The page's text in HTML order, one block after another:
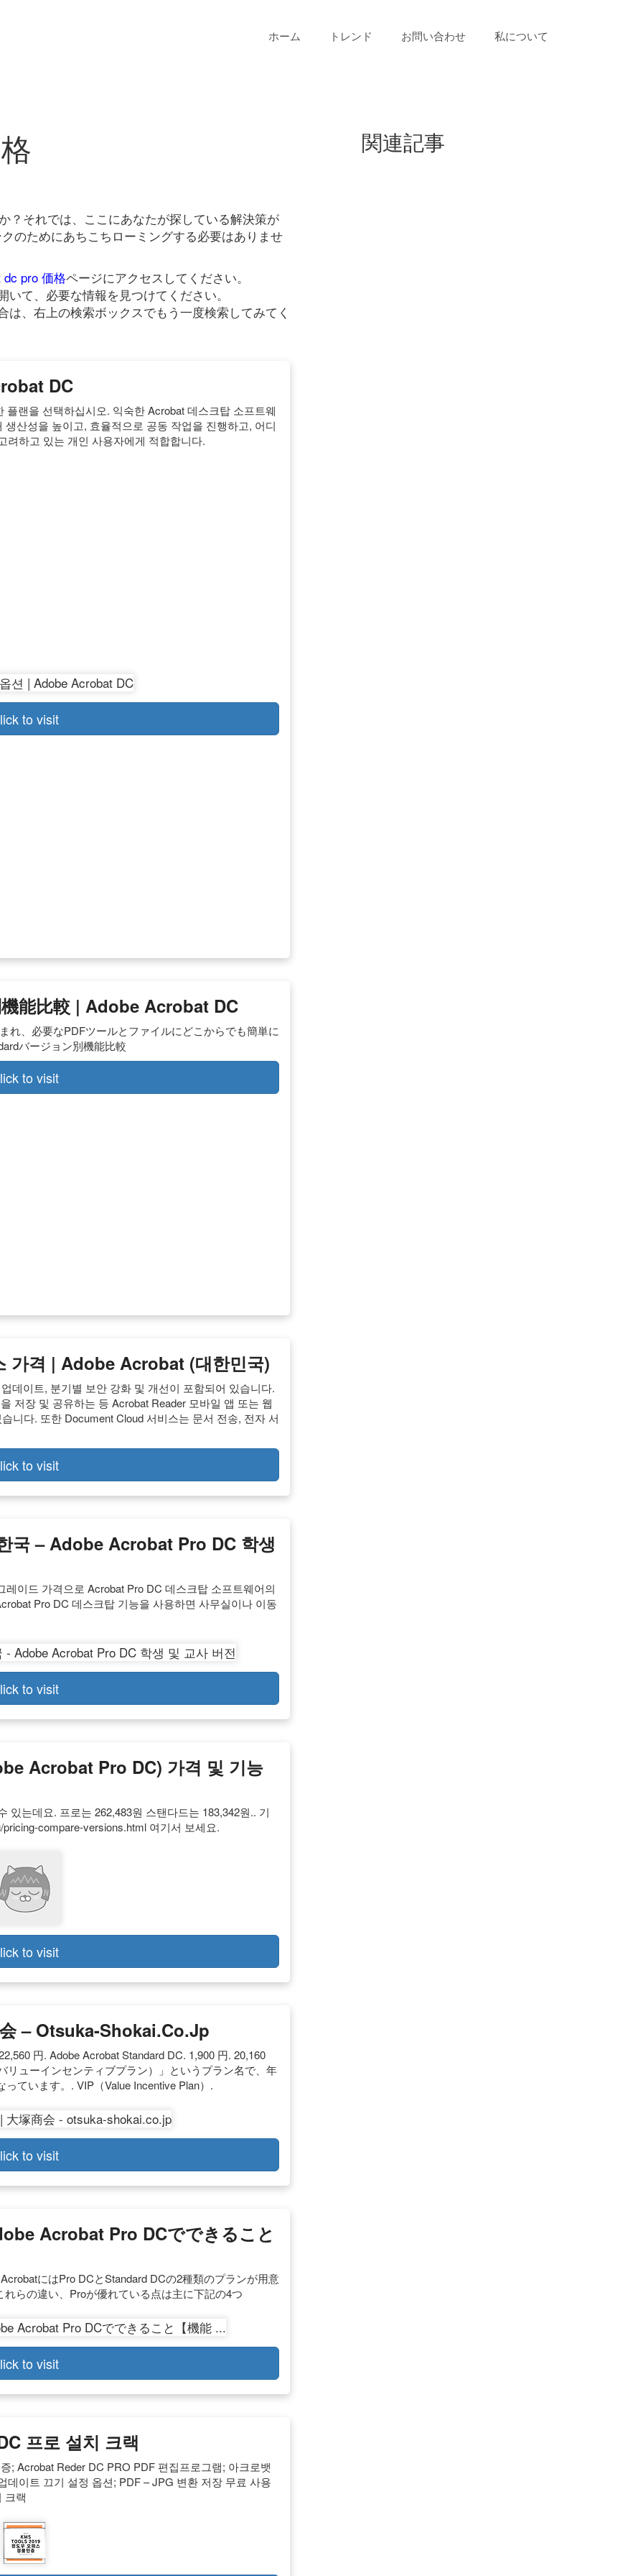
ホーム トレンド お問い合わせ 私について
？それでは、ここにあなたが探している解決策が
のためにあちこちローミングする必要はありませ
dc pro 価格ページにアクセスしてください。
て、必要な情報を見つけてください。
は、右上の検索ボックスでもう一度検索してみてく
DC
랜을 선택하십시오. 익숙한 Acrobat 데스크탑 소프트웨
산성을 높이고, 효율적으로 공동 작업을 진행하고, 어디
려하고 있는 개인 사용자에게 적합합니다.
to visit
能比較 | Adobe Acrobat DC
れ、必要なPDFツールとファイルにどこからでも簡単に
バージョン別機能比較
to visit
가격 | Adobe Acrobat (대한민국)
데이트, 분기별 보안 강화 및 개선이 포함되어 있습니다.
저장 및 공유하는 등 Acrobat Reader 모바일 앱 또는 웹
니다. 또한 Document Cloud 서비스는 문서 전송, 전자 서
to visit
국 – Adobe Acrobat Pro DC 학생
이드 가격으로 Acrobat Pro DC 데스크탑 소프트웨어의
Pro DC 데스크탑 기능을 사용하면 사무실이나 이동
to visit
Acrobat Pro DC) 가격 및 기능
있는데요. 프로는 262,483원 스탠다드는 183,342원.. 기
compare-versions.html 여기서 보세요.
to visit
– Otsuka-Shokai.co.jp
円. Adobe Acrobat Standard DC. 1,900 円. 20,160
ューインセンティブプラン）」というプラン名で、年
ています。. VIP（Value Incentive Plan）.
to visit
Acrobat Pro DCでできること
にはPro DCとStandard DCの2種類のプランが用意
らの違い、Proが優れている点は主に下記の4つ
to visit
프로 설치 크랙
; Acrobat Reder DC PRO PDF 편집프로그램; 아크로뱃
이트 끄기 설정 옵션; PDF – JPG 변환 저장 무료 사용
크랙
関連記事